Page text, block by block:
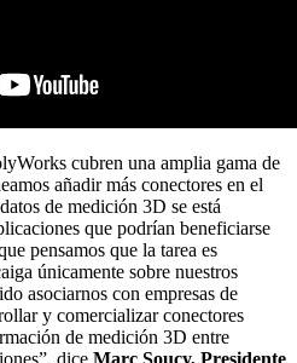
cubren una amplia gama de
añadir más conectores en el
de medición 3D se está
que podrían beneficiarse
pensamos que la tarea es
únicamente sobre nuestros
asociarnos con empresas de
y comercializar conectores
de medición 3D entre
dice Marc Soucy, Presidente